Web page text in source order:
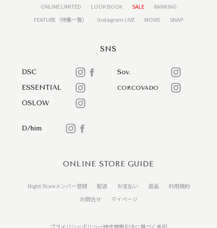
ONLINE LIMITED
LOOK BOOK SALE
RANKING
FEATURE（特集一覧）
Instagram LIVE MOVIE SNAP
SNS
DSC
Sov.
ESSENTIAL
CORCOVADO
OSLOW
D/him
ONLINE STORE GUIDE
Night Storeメンバー登録 配送 お支払い 返品
利用規約
お問合せ
マイページ